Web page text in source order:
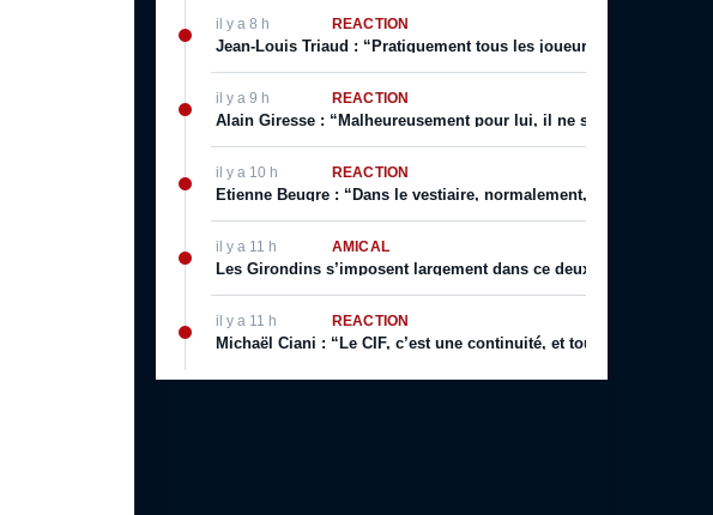
il y a 8 h RÉACTION
Jean-Louis Triaud : “Pratiquement tous les joueurs qui sont
il y a 9 h RÉACTION
Alain Giresse : “Malheureusement pour lui, il ne s’en est jamais
il y a 10 h RÉACTION
Etienne Beugre : “Dans le vestiaire, normalement, chaque
il y a 11 h AMICAL
Les Girondins s’imposent largement dans ce deuxième match de
il y a 11 h RÉACTION
Michaël Ciani : “Le CIF, c’est une continuité, et toujours cette